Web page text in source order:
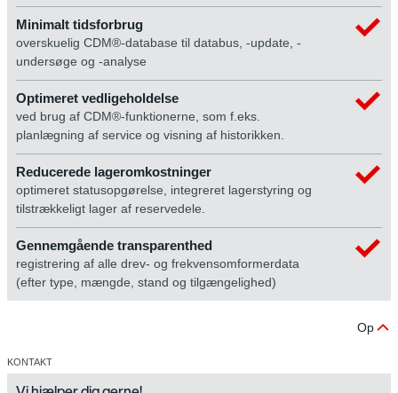
Minimalt tidsforbrug
overskuelig CDM®-database til databus, -update, -
undersøge og -analyse
Optimeret vedligeholdelse
ved brug af CDM®-funktionerne, som f.eks.
planlægning af service og visning af historikken.
Reducerede lageromkostninger
optimeret statusopgørelse, integreret lagerstyring og
tilstrækkeligt lager af reservedele.
Gennemgående transparenthed
registrering af alle drev- og frekvensomformerdata
(efter type, mængde, stand og tilgængelighed)
Op
KONTAKT